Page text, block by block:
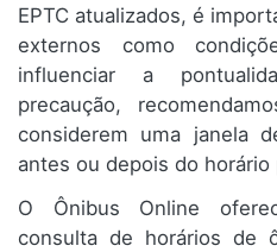
EPTC atualizados, é
externos como
influenciar a
precaução,
considerem uma janela
antes ou depois do horário
O Ônibus Online
consulta de horários de